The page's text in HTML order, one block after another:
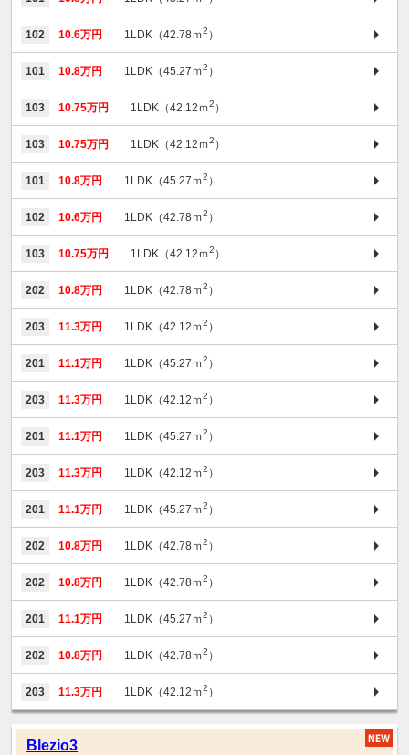
102 10.6万円 1LDK（42.78ｍ2 ）
101 10.8万円 1LDK（45.27ｍ2 ）
103 10.75万円 1LDK（42.12ｍ2 ）
103 10.75万円 1LDK（42.12ｍ2 ）
101 10.8万円 1LDK（45.27ｍ2 ）
102 10.6万円 1LDK（42.78ｍ2 ）
103 10.75万円 1LDK（42.12ｍ2 ）
202 10.8万円 1LDK（42.78ｍ2 ）
203 11.3万円 1LDK（42.12ｍ2 ）
201 11.1万円 1LDK（45.27ｍ2 ）
203 11.3万円 1LDK（42.12ｍ2 ）
201 11.1万円 1LDK（45.27ｍ2 ）
203 11.3万円 1LDK（42.12ｍ2 ）
201 11.1万円 1LDK（45.27ｍ2 ）
202 10.8万円 1LDK（42.78ｍ2 ）
202 10.8万円 1LDK（42.78ｍ2 ）
201 11.1万円 1LDK（45.27ｍ2 ）
202 10.8万円 1LDK（42.78ｍ2 ）
203 11.3万円 1LDK（42.12ｍ2 ）
Blezio3